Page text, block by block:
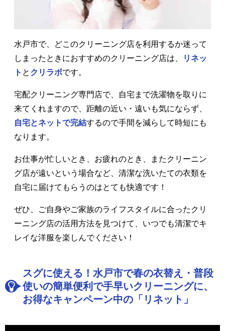
水戸市で、どこのクリーニング店を利用するか迷って
しまったときにおすすめのクリーニング店は、
リネッ
ト と クリラボです。
宅配クリーニング専門店で、自宅まで洗濯物を取りに
来てくれますので、距離の近い・遠いも気にならず、
自宅とネットで完結するので手間を減らして時短にも
なります。
お仕事が忙しいとき、お疲れのとき、またクリーニン
グ店が遠いという場合など、清潔な洗いたての衣類を
自宅に届けてもらうのはとても快適です！
ぜひ、ご自身やご家族のライフスタイルに合ったクリ
ーニング店の活用方法を見つけて、いつでも清潔でキ
レイな洋服を楽しんでください！
スグに使える！水戸市で春の衣替え・普段
使いの簡単便利で手早いクリーニングに、
お得なキャンペーン中の「リネット」